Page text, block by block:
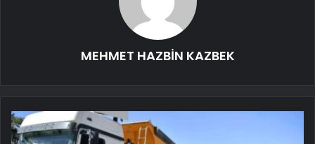
MEHMET HAZBİN KAZBEK